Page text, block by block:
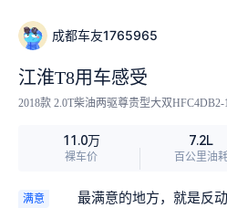
成都车友1765965
江淮T8用车感受
2018款 2.0T柴油两驱尊贵型大双HFC4DB2-
11.0万
裸车价
7.2L
百公里油
满意
最满意的地方，就是反